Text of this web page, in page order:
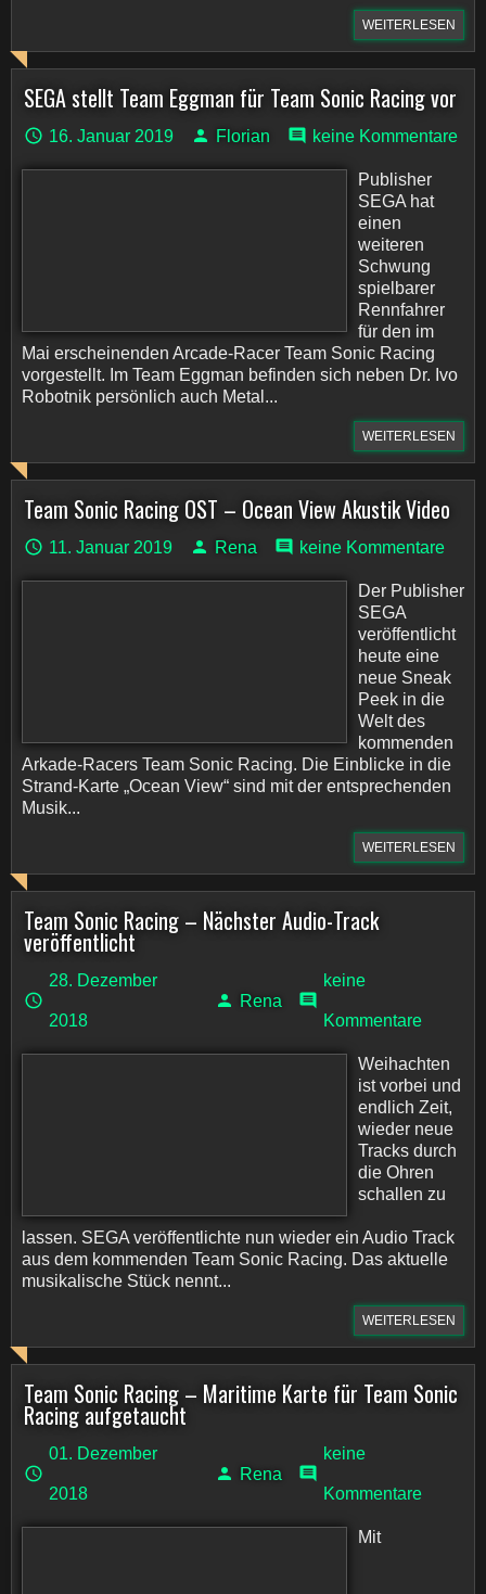
WEITERLESEN
SEGA stellt Team Eggman für Team Sonic Racing vor
16. Januar 2019 Florian keine Kommentare
Publisher
SEGA hat
einen
weiteren
Schwung
spielbarer
Rennfahrer
für den im
Mai erscheinenden Arcade-Racer Team Sonic Racing
vorgestellt. Im Team Eggman befinden sich neben Dr. Ivo
Robotnik persönlich auch Metal...
WEITERLESEN
Team Sonic Racing OST – Ocean View Akustik Video
11. Januar 2019 Rena keine Kommentare
Der Publisher
SEGA
veröffentlicht
heute eine
neue Sneak
Peek in die
Welt des
kommenden
Arkade-Racers Team Sonic Racing. Die Einblicke in die
Strand-Karte „Ocean View“ sind mit der entsprechenden
Musik...
WEITERLESEN
Team Sonic Racing – Nächster Audio-Track
veröffentlicht
28. Dezember
2018
Rena
keine
Kommentare
Weihachten
ist vorbei und
endlich Zeit,
wieder neue
Tracks durch
die Ohren
schallen zu
lassen. SEGA veröffentlichte nun wieder ein Audio Track
aus dem kommenden Team Sonic Racing. Das aktuelle
musikalische Stück nennt...
WEITERLESEN
Team Sonic Racing – Maritime Karte für Team Sonic
Racing aufgetaucht
01. Dezember
2018
Rena
keine
Kommentare
Mit